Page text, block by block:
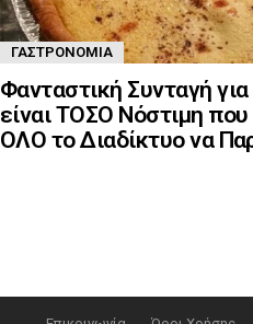
ΓΑΣΤΡΟΝΟΜΊΑ
Φανταστική Συνταγή
είναι ΤΟΣΟ Νόστιμη που
ΟΛΟ το Διαδίκτυο να